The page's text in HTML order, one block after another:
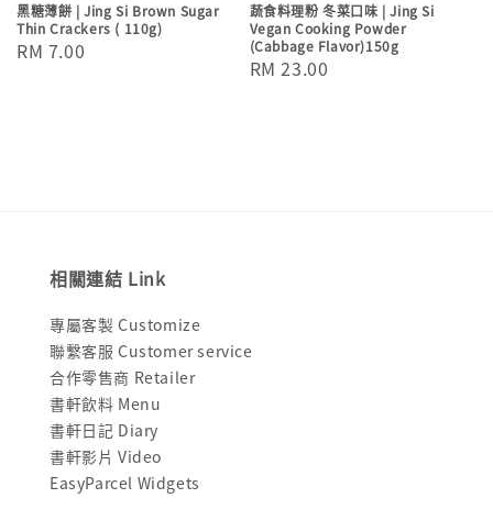
黑糖薄餅 | Jing Si Brown Sugar
Thin Crackers ( 110g)
Regular
RM 7.00
蔬食料理粉 冬菜口味 | Jing Si
Vegan Cooking Powder
(Cabbage Flavor)150g
Regular
RM 23.00
相關連結 Link
專屬客製 Customize
聯繫客服 Customer service
合作零售商 Retailer
書軒飲料 Menu
書軒日記 Diary
書軒影片 Video
EasyParcel Widgets